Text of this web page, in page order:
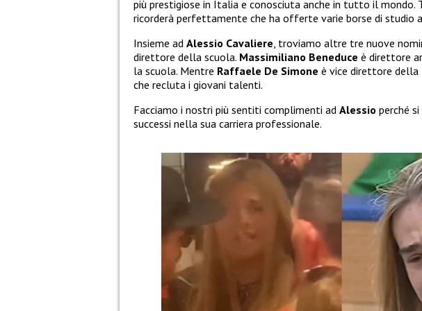
più prestigiose in Italia e conosciuta anche in tutto il mondo.
ricorderà perfettamente che ha offerte varie borse di studio
Insieme ad Alessio Cavaliere, troviamo altre tre nuove
direttore della scuola. Massimiliano Beneduce è direttore
la scuola. Mentre Raffaele De Simone è vice direttore della
che recluta i giovani talenti.
Facciamo i nostri più sentiti complimenti ad Alessio perché
successi nella sua carriera professionale.